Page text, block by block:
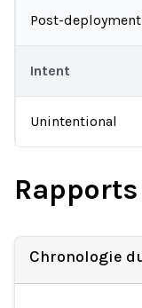
Post-deployment
Intent
Unintentional
Chronologie